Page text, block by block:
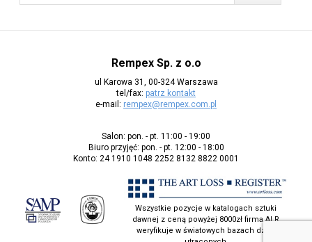
Rempex Sp. z o.o
ul Karowa 31, 00-324 Warszawa
tel/fax: patrz kontakt
e-mail: rempex@rempex.com.pl
Salon: pon. - pt. 11:00 - 19:00
Biuro przyjęć: pon. - pt. 12:00 - 18:00
Konto: 24 1910 1048 2252 8132 8822 0001
Wszystkie pozycje w katalogach sztuki
dawnej z ceną powyżej 8000zł firma ALR
weryfikuje w światowych bazach dzieł